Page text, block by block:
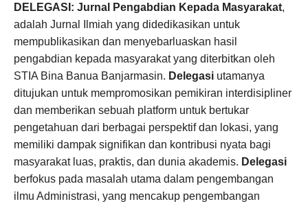
DELEGASI: Jurnal Pengabdian Kepada Masyarakat,
adalah Jurnal Ilmiah yang didedikasikan untuk
mempublikasikan dan menyebarluaskan hasil
pengabdian kepada masyarakat yang diterbitkan oleh
STIA Bina Banua Banjarmasin. Delegasiutamanya
ditujukan untuk mempromosikan pemikiran interdisipliner
dan memberikan sebuah platform untuk bertukar
pengetahuan dari berbagai perspektif dan lokasi, yang
memiliki dampak signifikan dan kontribusi nyata bagi
masyarakat luas, praktis, dan dunia akademis. Delegasi
berfokus pada masalah utama dalam pengembangan
ilmu Administrasi, yang mencakup pengembangan